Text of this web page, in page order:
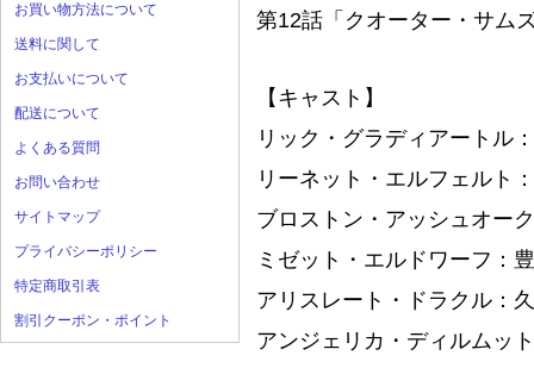
お買い物方法について
送料に関して
お支払いについて
配送について
よくある質問
お問い合わせ
サイトマップ
プライバシーポリシー
特定商取引表
割引クーポン・ポイント
第12話「クオーター・サム
【キャスト】
リック・グラディアートル
リーネット・エルフェルト
ブロストン・アッシュオー
ミゼット・エルドワーフ：
アリスレート・ドラクル：
アンジェリカ・ディルムッ